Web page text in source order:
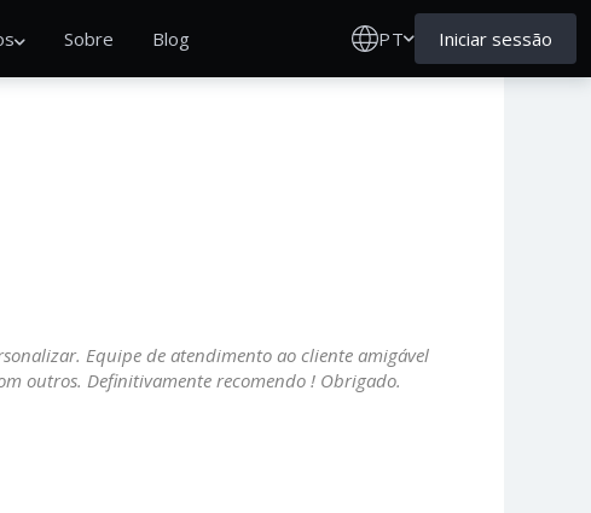
Sobre Blog PT Iniciar sessão
Equipe de atendimento ao cliente amigável
outros. Definitivamente recomendo ! Obrigado.